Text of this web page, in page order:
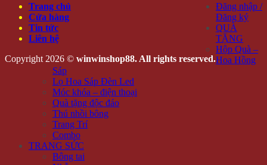
Trang chủ
Cửa hàng
Tin tức
Liên hệ
Copyright 2026 © winwinshop88. All rights reserved.
Đăng nhập /
Đăng ký
QUÀ
TẶNG
Hộp Quà –
Hoa Hồng
Sáp
Lọ Hoa Sáp Đèn Led
Móc khóa – điện thoại
Quà tặng độc đáo
Thú nhồi bông
Trang Trí
Combo
TRANG SỨC
Bông tai